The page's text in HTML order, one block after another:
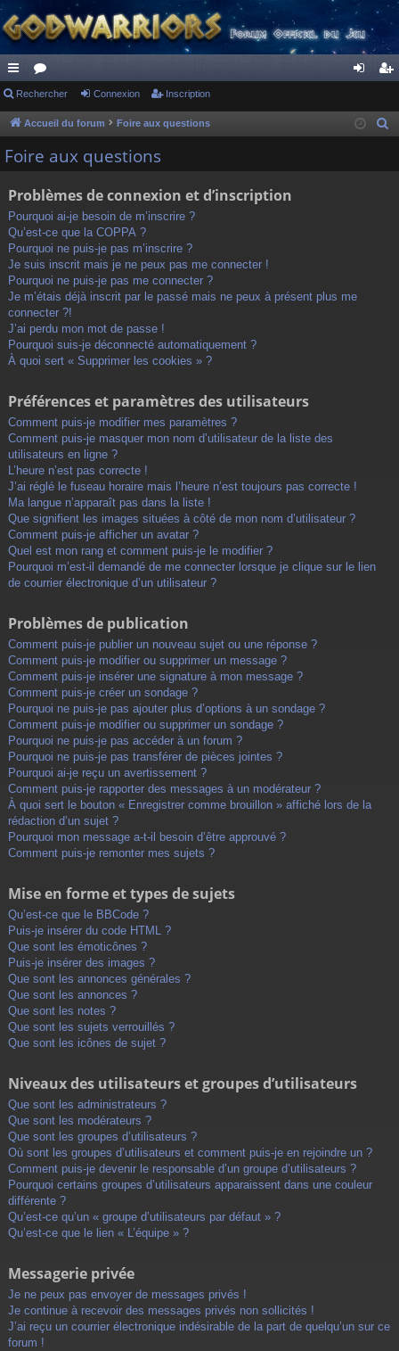
ac
co
ur
s
or
u ne cri
Rechercher Connexion Inscription
Accueil du forum Foire aux questions
Foire aux questions
Problèmes de connexion et d’inscription
Pourquoi ai-je besoin de m’inscrire ?
Qu’est-ce que la COPPA ?
Pourquoi ne puis-je pas m’inscrire ?
Je suis inscrit mais je ne peux pas me connecter !
Pourquoi ne puis-je pas me connecter ?
Je m’étais déjà inscrit par le passé mais ne peux à présent plus me
connecter ?!
J’ai perdu mon mot de passe !
Pourquoi suis-je déconnecté automatiquement ?
À quoi sert « Supprimer les cookies » ?
Préférences et paramètres des utilisateurs
Comment puis-je modifier mes paramètres ?
Comment puis-je masquer mon nom d’utilisateur de la liste des
utilisateurs en ligne ?
L’heure n’est pas correcte !
J’ai réglé le fuseau horaire mais l’heure n’est toujours pas correcte !
Ma langue n’apparaît pas dans la liste !
Que signifient les images situées à côté de mon nom d’utilisateur ?
Comment puis-je afficher un avatar ?
Quel est mon rang et comment puis-je le modifier ?
Pourquoi m’est-il demandé de me connecter lorsque je clique sur le lien
de courrier électronique d’un utilisateur ?
Problèmes de publication
Comment puis-je publier un nouveau sujet ou une réponse ?
Comment puis-je modifier ou supprimer un message ?
Comment puis-je insérer une signature à mon message ?
Comment puis-je créer un sondage ?
Pourquoi ne puis-je pas ajouter plus d’options à un sondage ?
Comment puis-je modifier ou supprimer un sondage ?
Pourquoi ne puis-je pas accéder à un forum ?
Pourquoi ne puis-je pas transférer de pièces jointes ?
Pourquoi ai-je reçu un avertissement ?
Comment puis-je rapporter des messages à un modérateur ?
À quoi sert le bouton « Enregistrer comme brouillon » affiché lors de la
rédaction d’un sujet ?
Pourquoi mon message a-t-il besoin d’être approuvé ?
Comment puis-je remonter mes sujets ?
Mise en forme et types de sujets
Qu’est-ce que le BBCode ?
Puis-je insérer du code HTML ?
Que sont les émoticônes ?
Puis-je insérer des images ?
Que sont les annonces générales ?
Que sont les annonces ?
Que sont les notes ?
Que sont les sujets verrouillés ?
Que sont les icônes de sujet ?
Niveaux des utilisateurs et groupes d’utilisateurs
Que sont les administrateurs ?
Que sont les modérateurs ?
Que sont les groupes d’utilisateurs ?
Où sont les groupes d’utilisateurs et comment puis-je en rejoindre un ?
Comment puis-je devenir le responsable d’un groupe d’utilisateurs ?
Pourquoi certains groupes d’utilisateurs apparaissent dans une couleur
différente ?
Qu’est-ce qu’un « groupe d’utilisateurs par défaut » ?
Qu’est-ce que le lien « L’équipe » ?
Messagerie privée
Je ne peux pas envoyer de messages privés !
Je continue à recevoir des messages privés non sollicités !
J’ai reçu un courrier électronique indésirable de la part de quelqu’un sur ce
forum !